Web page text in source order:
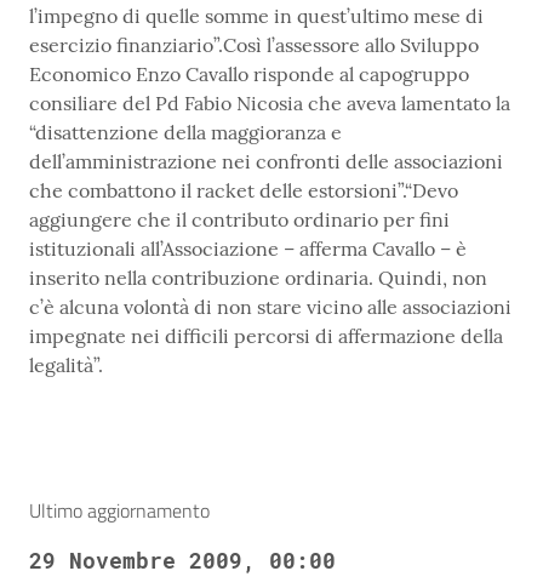
l’impegno di quelle somme in quest’ultimo mese di
esercizio finanziario”.Così l’assessore allo Sviluppo
Economico Enzo Cavallo risponde al capogruppo
consiliare del Pd Fabio Nicosia che aveva lamentato la
“disattenzione della maggioranza e
dell’amministrazione nei confronti delle associazioni
che combattono il racket delle estorsioni”.“Devo
aggiungere che il contributo ordinario per fini
istituzionali all’Associazione – afferma Cavallo – è
inserito nella contribuzione ordinaria. Quindi, non
c’è alcuna volontà di non stare vicino alle associazioni
impegnate nei difficili percorsi di affermazione della
legalità”.
Ultimo aggiornamento
29 Novembre 2009, 00:00